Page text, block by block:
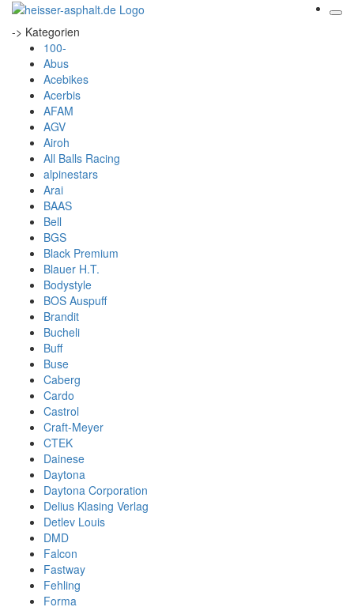
-> Kategorien
100-
Abus
Acebikes
Acerbis
AFAM
AGV
Airoh
All Balls Racing
alpinestars
Arai
BAAS
Bell
BGS
Black Premium
Blauer H.T.
Bodystyle
BOS Auspuff
Brandit
Bucheli
Buff
Buse
Caberg
Cardo
Castrol
Craft-Meyer
CTEK
Dainese
Daytona
Daytona Corporation
Delius Klasing Verlag
Detlev Louis
DMD
Falcon
Fastway
Fehling
Forma